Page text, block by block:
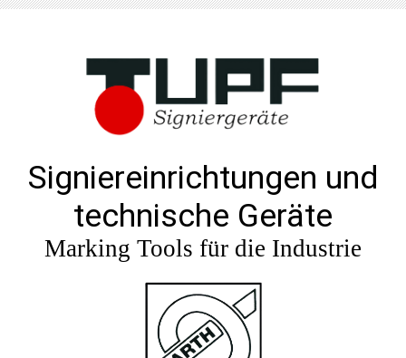
Signiereinrichtungen und
technische Geräte
Marking Tools für die Industrie